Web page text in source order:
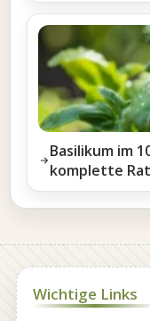
Basilikum im
komplette
Wichtige Links